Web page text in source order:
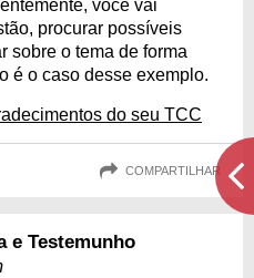
você vai
procurar possíveis
sobre o tema de forma
é o caso desse exemplo.
do seu TCC
COMPARTILHAR
e Testemunho